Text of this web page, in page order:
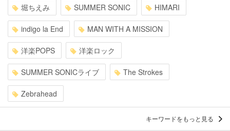
堀ちえみ SUMMER SONIC HIMARI
indigo la End MAN WITH A MISSION
洋楽POPS 洋楽ロック
SUMMER SONICライブ The Strokes
Zebrahead
キーワードをもっと見る